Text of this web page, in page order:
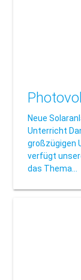
Neue
Unterricht
großzügigen
verfügt
das Thema…